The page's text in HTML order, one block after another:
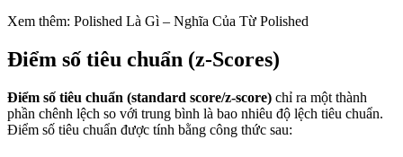
Xem thêm: Polished Là Gì – Nghĩa Của Từ Polished
Điểm số tiêu chuẩn (z-Scores)
Điểm số tiêu chuẩn (standard score/z-score) chỉ ra một thành
phần chênh lệch so với trung bình là bao nhiêu độ lệch tiêu chuẩn.
Điểm số tiêu chuẩn được tính bằng công thức sau: